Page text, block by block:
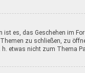
ist es, das Geschehen im
zu schließen, zu
h. etwas nicht zum Thema